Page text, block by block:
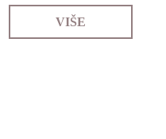
VIŠE